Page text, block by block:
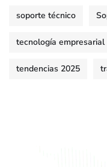
soporte técnico
tecnología empresarial
tendencias 2025